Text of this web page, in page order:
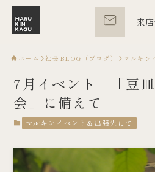
来
ホーム 社長BLOG（ブログ） マルキン
7月イベント 「豆
会」に備えて
マルキンイベント＆出張先にて